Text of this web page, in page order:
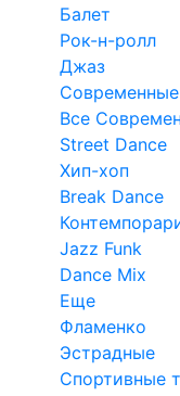
Балет
Рок-н-ролл
Джаз
Современные
Все
Street Dance
Хип-хоп
Break Dance
Jazz Funk
Dance Mix
Еще
Фламенко
Эстрадные
Спортивные